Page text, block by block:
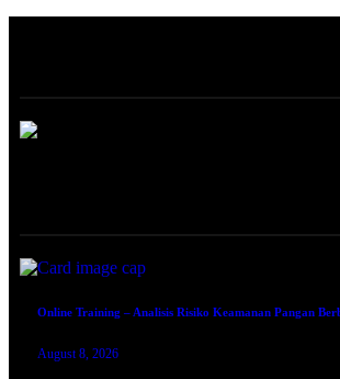
Online Training – Analisis Risiko Keamanan Pangan
August 8, 2026